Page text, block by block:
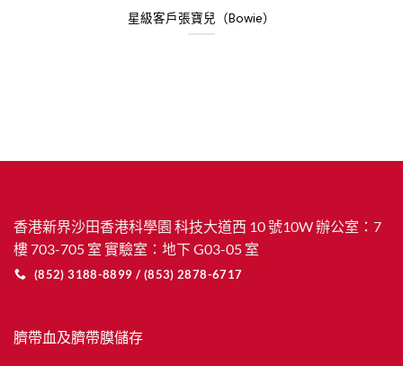
星級客戶張寶兒（Bowie）
香港新界沙田香港科學園 科技大道西 10 號10W 辦公室：7
樓 703-705 室 實驗室：地下 G03-05 室
(852) 3188-8899 / (853) 2878-6717
臍帶血及臍帶膜儲存